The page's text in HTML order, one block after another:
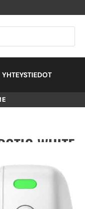
YHTEYSTIEDOT
WHITE –